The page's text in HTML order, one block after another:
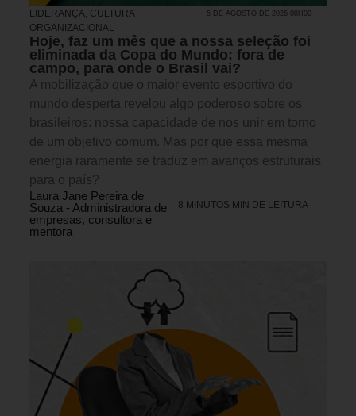
LIDERANÇA CULTURA
ORGANIZACIONAL
5 DE AGOSTO DE 2026 08H00
Hoje, faz um mês que a nossa seleção foi
eliminada da Copa do Mundo: fora de
campo, para onde o Brasil vai?
A mobilização que o maior evento esportivo do
mundo desperta revelou algo poderoso sobre os
brasileiros: nossa capacidade de nos unir em torno
de um objetivo comum. Mas por que essa mesma
energia raramente se traduz em avanços estruturais
para o país?
Laura Jane Pereira de
Souza - Administradora de
empresas, consultora e
mentora
8 MINUTOS MIN DE LEITURA